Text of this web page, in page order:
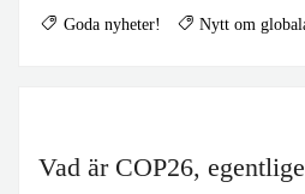
Goda nyheter! Nytt om
Vad är COP26,